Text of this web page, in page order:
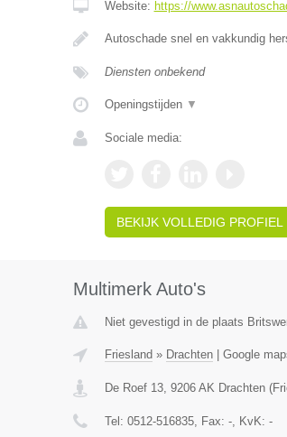
Website: https://
Autoschade snel en vakkundig
Diensten onbekend
Openingstijden ▼
Sociale media:
BEKIJK VOLLEDIG PROFIEL
Multimerk Auto's
Niet gevestigd in de plaats
Friesland » Drachten| Google
De Roef 13, 9206 AK Drachten(
Tel: 0512-516835, Fax: -, KvK: -